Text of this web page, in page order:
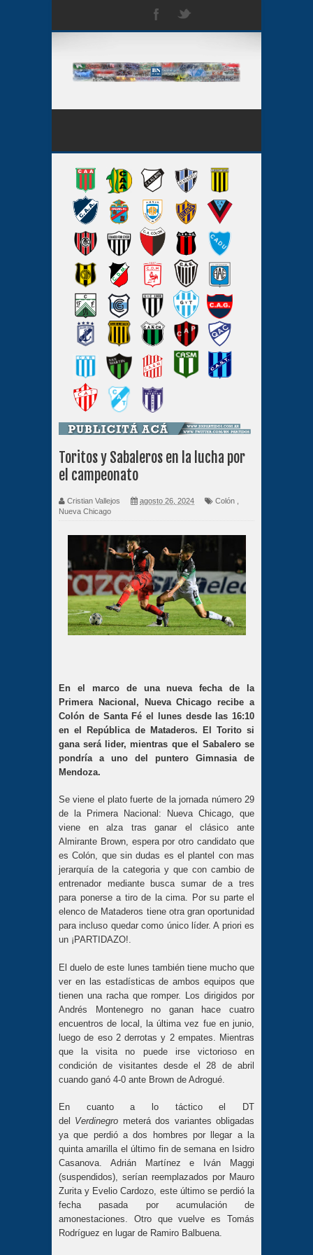
Toritos y Sabaleros en la lucha por
el campeonato
Cristian Vallejos agosto 26, 2024 Colón
Nueva Chicago
En el marco de una nueva fecha de la
Primera Nacional, Nueva Chicago recibe a
Colón de Santa Fé el lunes desde las 16:10
en el República de Mataderos. El Torito si
gana será lider, mientras que el Sabalero se
pondría a uno del puntero Gimnasia de
Mendoza.
Se viene el plato fuerte de la jornada número 29
de la Primera Nacional: Nueva Chicago, que
viene en alza tras ganar el clásico ante
Almirante Brown, espera por otro candidato que
es Colón, que sin dudas es el plantel con mas
jerarquía de la categoria y que con cambio de
entrenador mediante busca sumar de a tres
para ponerse a tiro de la cima. Por su parte el
elenco de Mataderos tiene otra gran oportunidad
para incluso quedar como único líder. A priori es
un ¡PARTIDAZO!.
El duelo de este lunes también tiene mucho que
ver en las estadísticas de ambos equipos que
tienen una racha que romper. Los dirigidos por
Andrés Montenegro no ganan hace cuatro
encuentros de local, la última vez fue en junio,
luego de eso 2 derrotas y 2 empates. Mientras
que la visita no puede irse victorioso en
condición de visitantes desde el 28 de abril
cuando ganó 4-0 ante Brown de Adrogué.
En cuanto a lo táctico el DT
del Verdinegro meterá dos variantes obligadas
ya que perdió a dos hombres por llegar a la
quinta amarilla el último fin de semana en Isidro
Casanova. Adrián Martínez e Iván Maggi
(suspendidos), serían reemplazados por Mauro
Zurita y Evelio Cardozo, este último se perdió la
fecha pasada por acumulación de
amonestaciones. Otro que vuelve es Tomás
Rodríguez en lugar de Ramiro Balbuena.